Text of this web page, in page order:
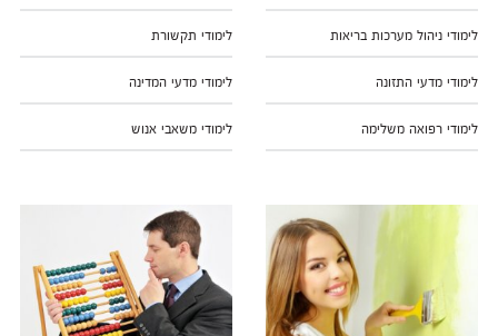
לימודי ניהול מערכות בריאות
לימודי מדעי התזונה
לימודי רפואה משלימה
לימודי תקשורת
לימודי מדעי המדינה
לימודי משאבי אנוש